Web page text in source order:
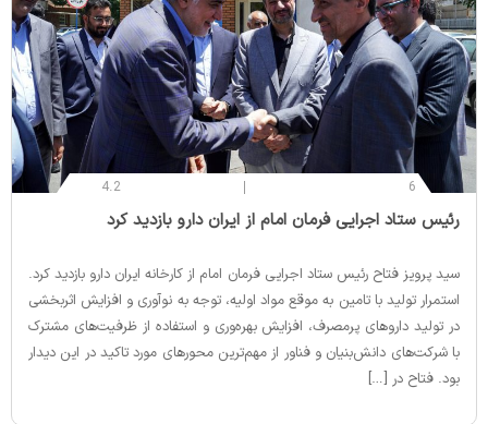
6
4.2
‌رئیس ستاد اجرایی فرمان امام از ایران دارو بازدید کرد
سید پرویز فتاح رئیس ستاد اجرایی فرمان امام از کارخانه ایران دارو بازدید کرد.
استمرار تولید با تامین به موقع مواد اولیه، توجه به نوآوری و افزایش اثربخشی
در تولید داروهای پرمصرف، افزایش بهره‌وری و استفاده از ظرفیت‌های مشترک
با شرکت‌های دانش‌بنیان و فناور از مهم‌ترین محورهای مورد تاکید در این دیدار
بود. فتاح در […]